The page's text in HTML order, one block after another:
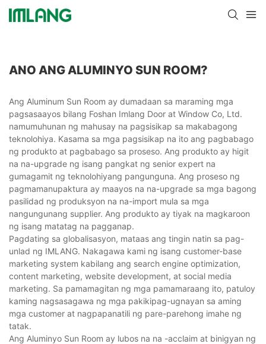
ANO ANG ALUMINYO SUN ROOM?
Ang Aluminum Sun Room ay dumadaan sa maraming mga
pagsasaayos bilang Foshan Imlang Door at Window Co, Ltd.
namumuhunan ng mahusay na pagsisikap sa makabagong
teknolohiya. Kasama sa mga pagsisikap na ito ang pagbabago
ng produkto at pagbabago sa proseso. Ang produkto ay higit
na na-upgrade ng isang pangkat ng senior expert na
gumagamit ng teknolohiyang pangunguna. Ang proseso ng
pagmamanupaktura ay maayos na na-upgrade sa mga bagong
pasilidad ng produksyon na na-import mula sa mga
nangungunang supplier. Ang produkto ay tiyak na magkaroon
ng isang matatag na pagganap.
Pagdating sa globalisasyon, mataas ang tingin natin sa pag-
unlad ng IMLANG. Nakagawa kami ng isang customer-base
marketing system kabilang ang search engine optimization,
content marketing, website development, at social media
marketing. Sa pamamagitan ng mga pamamaraang ito, patuloy
kaming nagsasagawa ng mga pakikipag-ugnayan sa aming
mga customer at nagpapanatili ng pare-parehong imahe ng
tatak.
Ang Aluminyo Sun Room ay lubos na na -acclaim at binigyan ng